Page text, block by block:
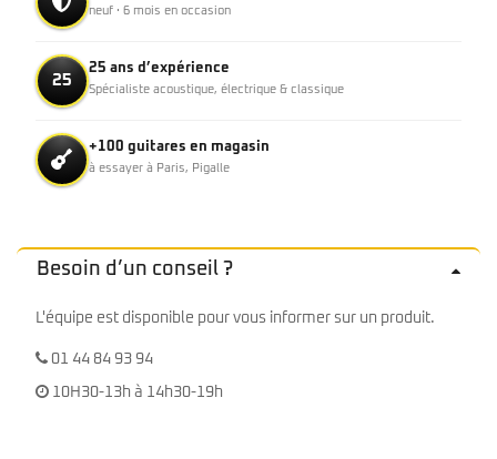
neuf · 6 mois en occasion
25
25 ans d’expérience
Spécialiste acoustique, électrique & classique
+100 guitares en magasin
à essayer à Paris, Pigalle
Besoin d’un conseil ?
L'équipe est disponible pour vous informer sur un produit.
01 44 84 93 94
10H30-13h à 14h30-19h